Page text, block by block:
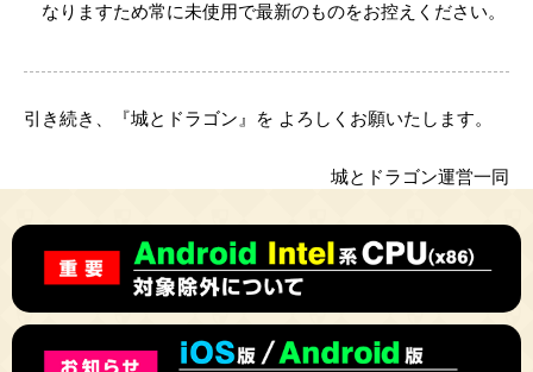
なりますため常に未使用で最新のものをお控えください。
引き続き、『城とドラゴン』を よろしくお願いたします。
城とドラゴン運営一同